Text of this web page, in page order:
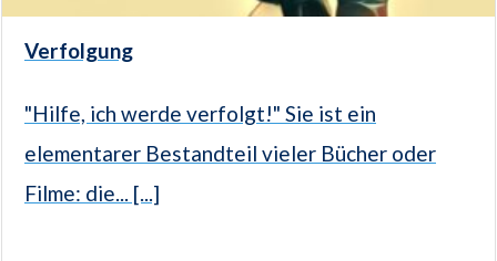
Verfolgung
"Hilfe, ich werde verfolgt!" Sie ist ein
elementarer Bestandteil vieler Bücher oder
Filme: die... [...]